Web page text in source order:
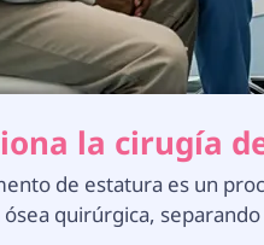
la cirugía
de estatura es un
quirúrgica,